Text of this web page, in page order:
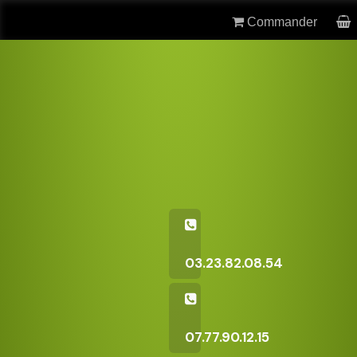
Commander
03.23.82.08.54
07.77.90.12.15